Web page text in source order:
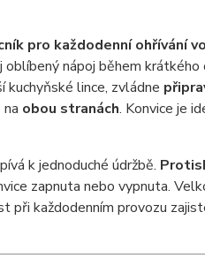
pro každodenní ohřívání
nápoj během krátkého
lince, zvládne
obou stranách. Konvice je
k jednoduché údržbě.
zapnuta nebo vypnuta.
při každodenním provozu